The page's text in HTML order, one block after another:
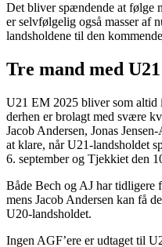
Det bliver spændende at følge
er selvfølgelig også masser af
landsholdene til den
Tre mand med U21
U21 EM 2025 bliver som altid
derhen er brolagt med svære
Jacob Andersen, Jonas
at klare, når U21-landsholdet
6. september og Tjekkiet den
Både Bech og AJ har tidligere
mens Jacob Andersen kan få
U20-landsholdet.
Ingen AGF’ere er udtaget til